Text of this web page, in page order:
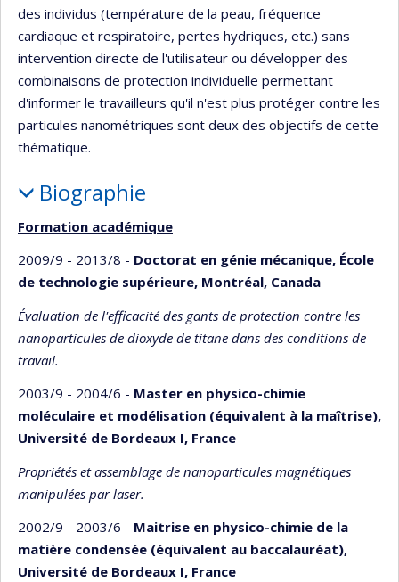
des individus (température de la peau, fréquence
cardiaque et respiratoire, pertes hydriques, etc.) sans
intervention directe de l'utilisateur ou développer des
combinaisons de protection individuelle permettant
d'informer le travailleurs qu'il n'est plus protéger contre les
particules nanométriques sont deux des objectifs de cette
thématique.
Biographie
Formation académique
2009/9 - 2013/8 - Doctorat en génie mécanique, École
de technologie supérieure, Montréal, Canada
Évaluation de l'efficacité des gants de protection contre les
nanoparticules de dioxyde de titane dans des conditions de
travail.
2003/9 - 2004/6 - Master en physico-chimie
moléculaire et modélisation (équivalent à la maîtrise),
Université de Bordeaux I, France
Propriétés et assemblage de nanoparticules magnétiques
manipulées par laser.
2002/9 - 2003/6 - Maitrise en physico-chimie de la
matière condensée (équivalent au baccalauréat),
Université de Bordeaux I, France